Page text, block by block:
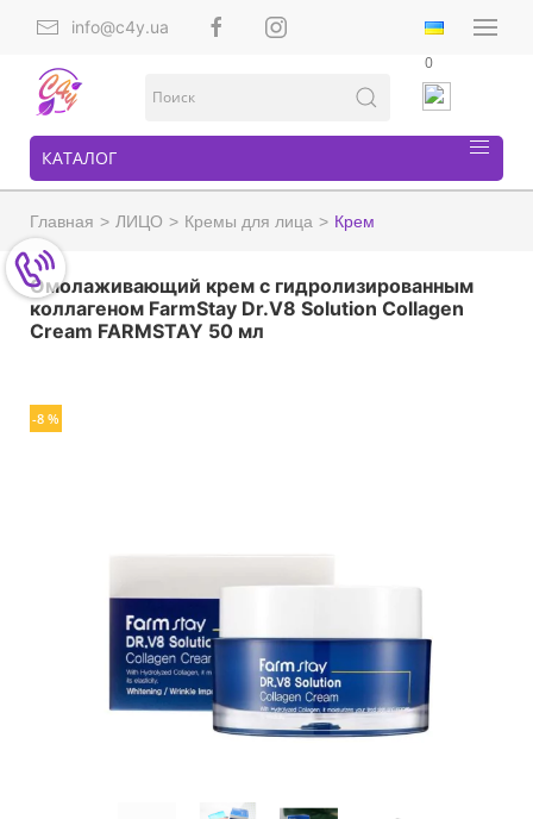
info@c4y.ua
0
КАТАЛОГ
Главная ЛИЦО Кремы для лица Крем
Омолаживающий крем с гидролизированным
коллагеном FarmStay Dr.V8 Solution Collagen
Cream FARMSTAY 50 мл
-8 %